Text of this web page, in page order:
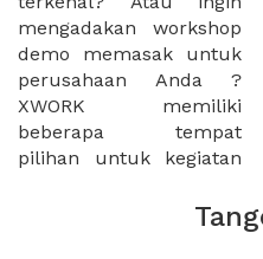
mengadakan workshop
demo memasak untuk
perusahaan Anda ?
XWORK memiliki
beberapa tempat
pilihan untuk kegiatan
tempat berikut ini
sudah pasti aman
untuk melakukan acara